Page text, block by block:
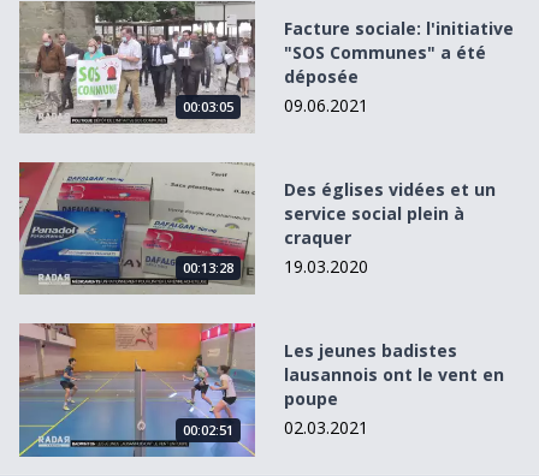
Facture sociale: l&#039;initiative &quot;SOS
00:03:05
Facture sociale: l'initiative
"SOS Communes" a été
déposée
09.06.2021
Des églises vidées et un service social plein à craquer
00:13:28
Des églises vidées et un
service social plein à
craquer
19.03.2020
Les jeunes badistes lausannois ont le vent en poupe
00:02:51
Les jeunes badistes
lausannois ont le vent en
poupe
02.03.2021